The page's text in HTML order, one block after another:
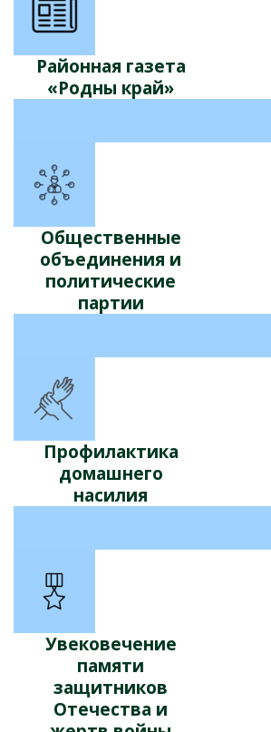
Районная газета
«Родны край»
Общественные
объединения и
политические
партии
Профилактика
домашнего
насилия
Увековечение
памяти
защитников
Отечества и